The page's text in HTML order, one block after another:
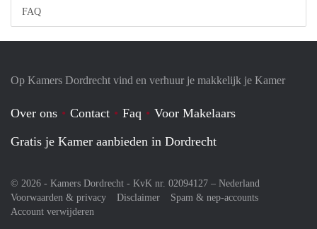
FAQ
Op Kamers Dordrecht vind en verhuur je makkelijk je Kamer
Over ons Contact Faq
Voor Makelaars
Gratis je Kamer aanbieden in Dordrecht
© 2026 - Kamers Dordrecht - KvK nr. 02094127 – Nederland
Voorwaarden & privacy
Disclaimer
Spam & nep-accounts
Account verwijderen